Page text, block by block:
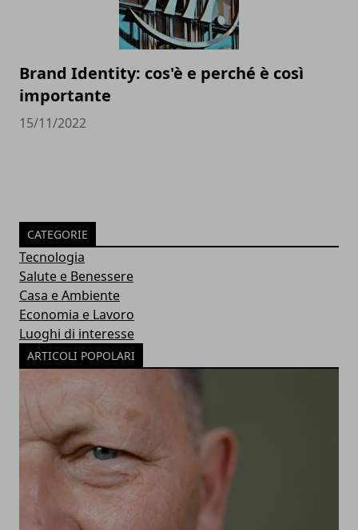
Brand Identity: cos'è e perché è così
importante
15/11/2022
CATEGORIE
Tecnologia
Salute e Benessere
Casa e Ambiente
Economia e Lavoro
Luoghi di interesse
ARTICOLI POPOLARI